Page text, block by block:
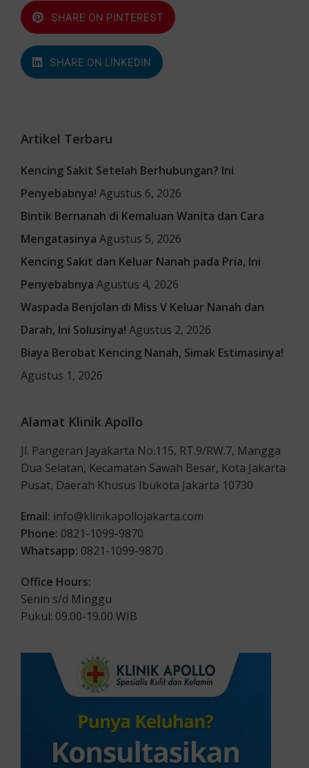
SHARE ON PINTEREST
SHARE ON LINKEDIN
Artikel Terbaru
Kencing Sakit Setelah Berhubungan? Ini
Penyebabnya! Agustus 6, 2026
Bintik Bernanah di Kemaluan Wanita dan Cara
Mengatasinya Agustus 5, 2026
Kencing Sakit dan Keluar Nanah pada Pria, Ini
Penyebabnya Agustus 4, 2026
Waspada Benjolan di Miss V Keluar Nanah dan
Darah, Ini Solusinya! Agustus 2, 2026
Biaya Berobat Kencing Nanah, Simak Estimasinya!
Agustus 1, 2026
Alamat Klinik Apollo
Jl. Pangeran Jayakarta No.115, RT.9/RW.7, Mangga
Dua Selatan, Kecamatan Sawah Besar, Kota Jakarta
Pusat, Daerah Khusus Ibukota Jakarta 10730
Email: info@klinikapollojakarta.com
Phone: 0821-1099-9870
Whatsapp: 0821-1099-9870
Office Hours:
Senin s/d Minggu
Pukul: 09.00-19.00 WIB